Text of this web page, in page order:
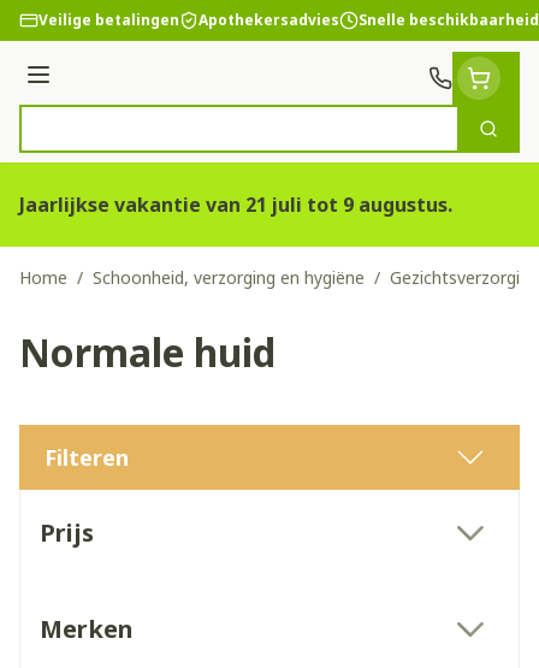
Ga naar de inhoud
Veilige betalingen Apothekersadvies Snelle beschikbaarheid
Menu
Zoek
Jaarlijkse vakantie van 21 juli tot 9 augustus.
Home / Schoonheid, verzorging en hygiëne / Gezichtsverzorging
Normale huid
Filteren
Prijs
Merken